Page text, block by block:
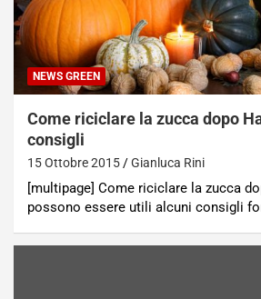
NEWS GREEN
Come riciclare la zucca dopo
consigli
15 Ottobre 2015 Gianluca Rini
[multipage] Come riciclare la zucca
possono essere utili alcuni consigli